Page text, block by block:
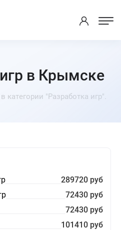
в Крымске
категории "Разработка игр".
289720 руб
72430 руб
72430 руб
101410 руб